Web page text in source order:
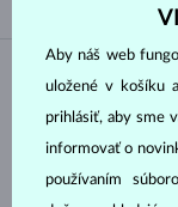
PODĽA
Materiál
BIELE ZLATO
RUŽOVÉ ZLATO
Aby náš web
uložené v košíku
prihlásiť, aby sme
informovať o
používaním